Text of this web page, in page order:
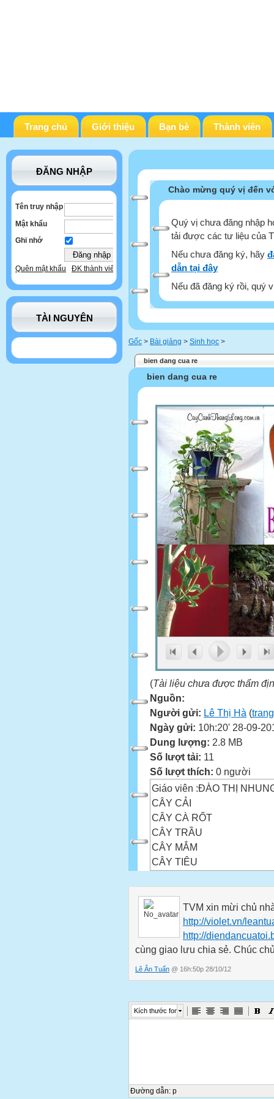
Trang chủ Giới thiệu Bạn bè Thành viên
ĐĂNG NHẬP
Tên truy nhập
Mật khẩu
Ghi nhớ
Quên mật khẩu ĐK thành viên
TÀI NGUYÊN
Chào mừng quý vị đến
Quý vị chưa đăng nhập
tải được các tư liệu của
Nếu chưa đăng ký, hãy
dẫn tại đây
Nếu đã đăng ký rồi, quý
Gốc > Bài giảng > Sinh học >
bien dang cua re
bien dang cua re
(Tài liệu chưa được thẩm
Nguồn:
Người gửi: Lê Thị Hà (
Ngày gửi: 10h:20' 28-09-
Dung lượng: 2.8 MB
Số lượt tải: 11
Số lượt thích: 0 người
Giáo viên :ĐÀO THỊ
CÂY CẢI
CÂY CÀ RỐT
CÂY TRẦU
CÂY MẮM
CÂY TIÊU
CÂY TẦM GỬI
CỦ SẮN
CỦ SẮN DÂY
CỦ CẢI
CỦ CÀ RỐT
KHOAI LANG
CÂY HỒ TIÊU
CÂY BỤT MỌC
TVM xin mừi chủ
http://violet.vn/
http://
cùng giao lưu chia sẻ. Chúc
Lê Ân Tuấn @ 16h:50p 28/10/12
Kích thước font
Đường dẫn: p